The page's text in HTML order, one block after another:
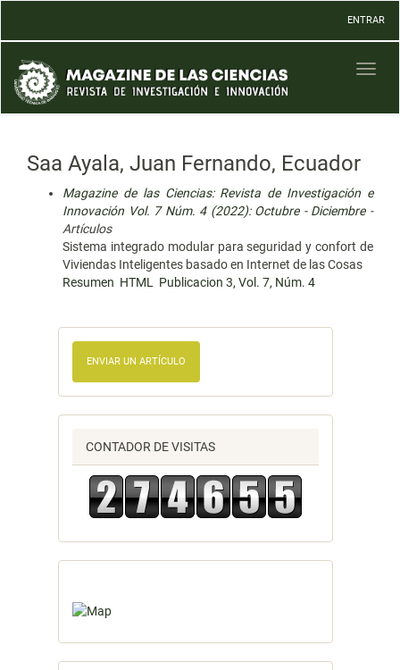
Contenido
principal
Barra
lateral
ENTRAR
Saa Ayala, Juan Fernando, Ecuador
Magazine de las Ciencias: Revista de Investigación e
Innovación Vol. 7 Núm. 4 (2022): Octubre - Diciembre-
Artículos
Sistema integrado modular para seguridad y confort de
Viviendas Inteligentes basado en Internet de las Cosas
Resumen HTML Publicacion 3, Vol. 7, Núm. 4
ENVIAR UN ARTÍCULO
CONTADOR DE VISITAS